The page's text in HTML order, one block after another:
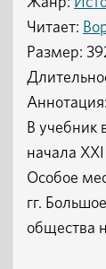
Читает:
Размер:
Аннотация:
В учебник
начала
Особое
гг.
общества